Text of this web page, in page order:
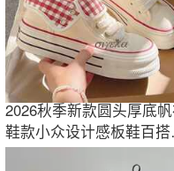
2026秋季新款圆头厚底
鞋款小众设计感板鞋百搭
闲运动小白鞋